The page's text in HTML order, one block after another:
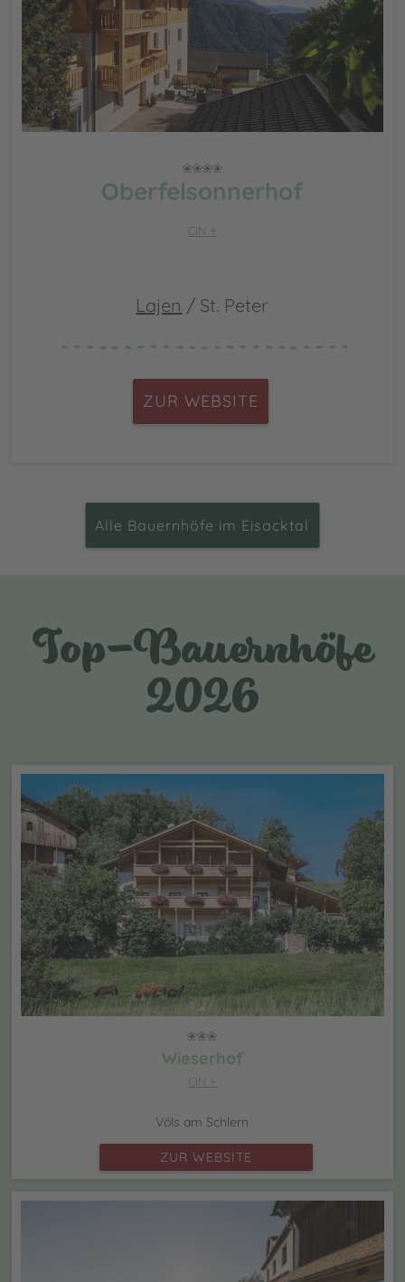
Oberfelsonnerhof
CIN +
Lajen / St. Peter
ZUR WEBSITE
Alle Bauernhöfe im Eisacktal
Top-Bauernhöfe
2026
Wieserhof
CIN +
Völs am Schlern
ZUR WEBSITE